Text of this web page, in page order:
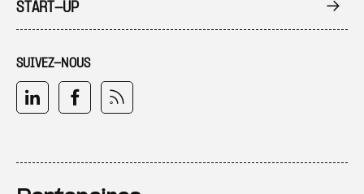
START-UP
SUIVEZ-NOUS